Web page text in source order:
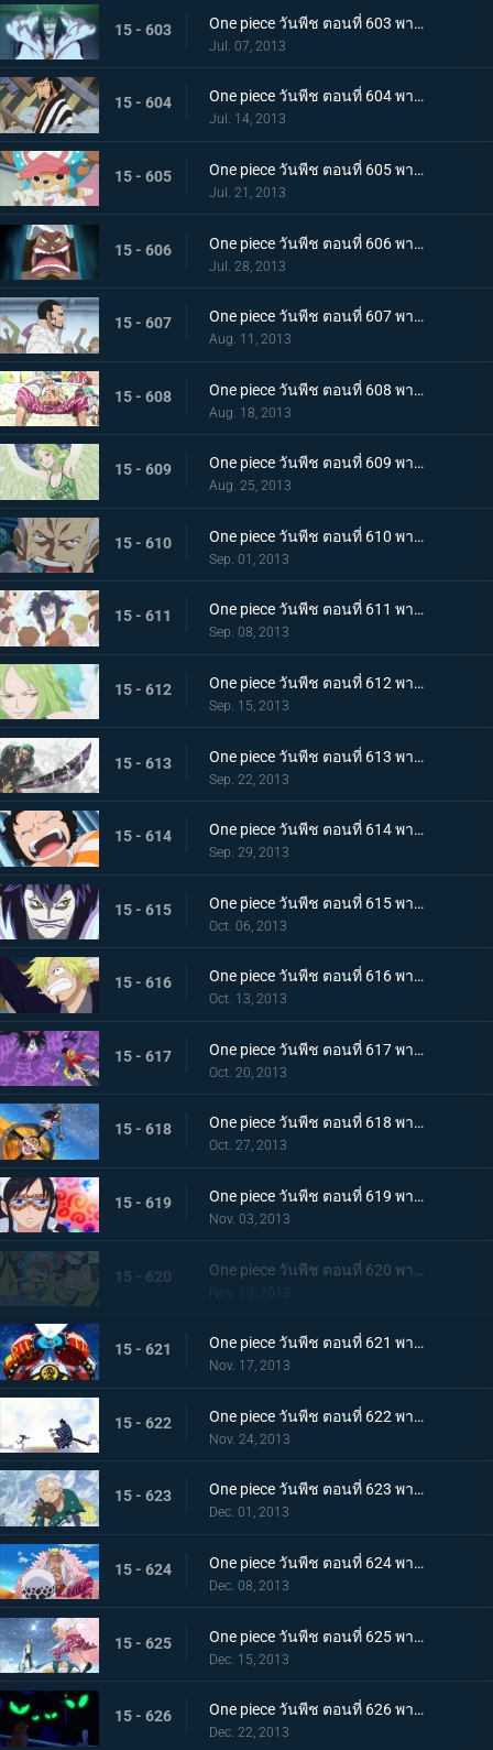
15 - 603 One piece วันพีช ตอนที่ 603 พากย์ไทย เปิดฉากตอบโต้! ลูฟี่ ลอว์หลบหนีครั้งใหญ่
Jul. 07, 2013
15 - 604 One piece วันพีช ตอนที่ 604 พากย์ไทย มุ่งสู่อาคาร R! พันธมิตรโจรสลัดบุกโจมตี
Jul. 14, 2013
15 - 605 One piece วันพีช ตอนที่ 605 พากย์ไทย น้ำตาของทาชิงิ! แผนบุกทะลวงด้วยชีวิตของ G5
Jul. 21, 2013
15 - 606 One piece วันพีช ตอนที่ 606 พากย์ไทย พลเรือโทผู้ทรยศ! ไม้ไผ่ปีศาจ เวอร์โก้!
Jul. 28, 2013
15 - 607 One piece วันพีช ตอนที่ 607 พากย์ไทย การต่อสู้สุดดุเดือด ลูฟี่ ปะทะ ซีซาร์
Aug. 11, 2013
15 - 608 One piece วันพีช ตอนที่ 608 พากย์ไทย ผู้ชักใยในเงามืด! โดฟลามิงโก้ เริ่มเคลื่อนไหว!
Aug. 18, 2013
15 - 609 One piece วันพีช ตอนที่ 609 พากย์ไทย ลูฟี่แข็งตาย!? โมเน่ สาวหิมะผู้น่ากลัว!
Aug. 25, 2013
15 - 610 One piece วันพีช ตอนที่ 610 พากย์ไทย ปะทะกำปั้น! การต่อสู้ของ 2 พลเรือโท
Sep. 01, 2013
15 - 611 One piece วันพีช ตอนที่ 611 พากย์ไทย มังกรน้อย! โมโมโนะซูเกะ ปรากฏตัว
Sep. 08, 2013
15 - 612 One piece วันพีช ตอนที่ 612 พากย์ไทย เสี่ยงตายกลางพายุหิมะ กลุ่มหมวกฟางปะทะสาวหิมะ
Sep. 15, 2013
15 - 613 One piece วันพีช ตอนที่ 613 พากย์ไทย ระเบิดท่าไม้ตาย! วิชาดาบเดียวไร้เทียมทานของโซโล!
Sep. 22, 2013
15 - 614 One piece วันพีช ตอนที่ 614 พากย์ไทย ปกป้องเพื่อนไว้! โมช่าวิ่งหนีสุดชีวิต
Sep. 29, 2013
15 - 615 One piece วันพีช ตอนที่ 615 พากย์ไทย ความโศกเศร้าของหนวดน้ำตาล! หนึ่งหมัดแห่งความโกรธของลูฟี่
Oct. 06, 2013
15 - 616 One piece วันพีช ตอนที่ 616 พากย์ไทย บทสรุปอันน่าตกใจ!!! สโมคเกอร์ ปะทะ เวอร์โก้!
Oct. 13, 2013
15 - 617 One piece วันพีช ตอนที่ 617 พากย์ไทย บดขยี้ซีซาร์! กริซลี่แม็กนั่มอันไร้เทียมทาน
Oct. 20, 2013
15 - 618 One piece วันพีช ตอนที่ 618 พากย์ไทย บุกโจมตี! มือสังหารจากเดรสโรซ่า
Oct. 27, 2013
15 - 619 One piece วันพีช ตอนที่ 619 พากย์ไทย อาละวาดสุดเหวี่ยง! แฟรงกี้โชกุนผู้ไร้เทียมทาน
Nov. 03, 2013
15 - 620
15 - 621 One piece วันพีช ตอนที่ 621 พากย์ไทย จับกุมซีซาร์ ระเบิดเจเนรัลแคนนอน
Nov. 17, 2013
15 - 622 One piece วันพีช ตอนที่ 622 พากย์ไทย พบกันอีกครั้งสุดประทับใจ! โมโมโนะสุเกะกับคินเอม่อน
Nov. 24, 2013
15 - 623 One piece วันพีช ตอนที่ 623 พากย์ไทย ถึงยามอำลา ออกเรือจากพังค์ฮาซาร์ด!
Dec. 01, 2013
15 - 624 One piece วันพีช ตอนที่ 624 พากย์ไทย G5 ย่อยยับ! โดฟลามิงโก้จู่โจม!
Dec. 08, 2013
15 - 625 One piece วันพีช ตอนที่ 625 พากย์ไทย ตึงเครียด! อาโอคิยิ ปะทะ โดฟลามิงโก้
Dec. 15, 2013
15 - 626 One piece วันพีช ตอนที่ 626 พากย์ไทย ซีซาร์หายตัวไป! พันธมิตรโจรสลัดจู่โจม
Dec. 22, 2013